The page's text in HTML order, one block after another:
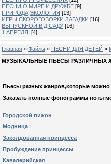
ПЕСНИ О МИРЕ И ДРУЖБЕ [9]
ПРИРОДА,ЭКОЛОГИЯ [13]
ИГРЫ,СКОРОГОВОРКИ.ЗАГАДКИ [16]
ВЫПУСКНОЙ В Д.САДУ [16]
1 АПРЕЛЯ! [4]
Главная » Файлы » ПЕСНИ ДЛЯ ДЕТЕЙ »
МУЗЫКАЛЬНЫЕ ПЬЕСЫ РАЗЛИЧНЫХ
Пьесы разных жанров,которые можно
Заказать полные фонограммы ноты
Городской пижон
Модница
Заколдованная принцесса
Пробуждение принцессы
Кавалерийская